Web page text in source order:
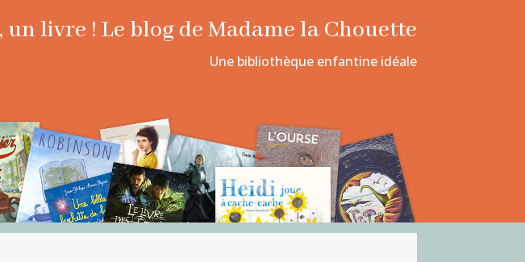
un livre ! Le blog de Madame la Chouette
Une bibliothèque enfantine idéale